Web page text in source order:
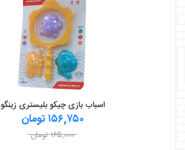
اسباب بازی چیکو بلیستری زینگو
۱۵۶,۷۵۰ تومان
۱۶۵,۰۰۰ تومان